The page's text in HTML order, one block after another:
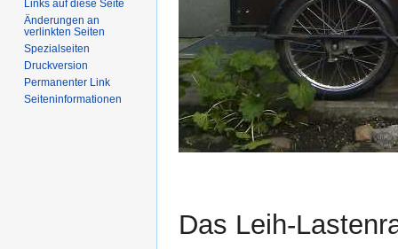
Das Leih-
Links auf diese Seite
Änderungen an
verlinkten Seiten
Spezialseiten
Druckversion
Permanenter Link
Seiten­informationen